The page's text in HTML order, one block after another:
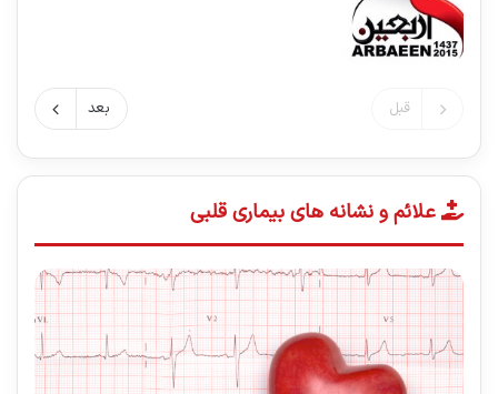
قبل بعد
علائم و نشانه های بیماری قلبی